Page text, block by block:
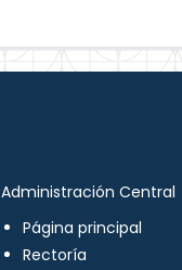
Administración Central
Página principal
Rectoría